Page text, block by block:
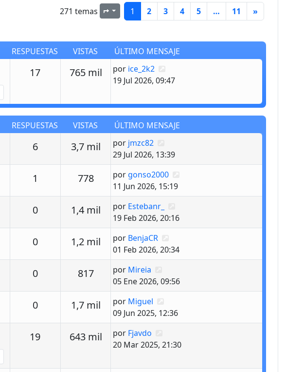
271 temas Página1 de11
1 2 3 4 5 … 11 »
RESPUESTAS VISTAS
ÚLTIMO MENSAJE
17Respuestas
765 milVistasÚltimo mensaje
por ice_2k2
19 Jul 2026, 09:47
RESPUESTAS VISTAS
ÚLTIMO MENSAJE
6Respuestas
3,7 milVistasÚltimo mensaje
por jmzc82
29 Jul 2026, 13:39
1 Respuestas
778VistasÚltimo mensaje
por gonso2000
11 Jun 2026, 15:19
0Respuestas
1,4 milVistasÚltimo mensaje
por Estebanr_
19 Feb 2026, 20:16
0Respuestas
1,2 milVistasÚltimo mensaje
por BenjaCR
01 Feb 2026, 20:34
0Respuestas
817VistasÚltimo mensaje
por Mireia
05 Ene 2026, 09:56
0Respuestas
1,7 milVistasÚltimo mensaje
por Miguel
09 Jun 2025, 12:36
19Respuestas
643 milVistasÚltimo mensaje
por Fjavdo
20 Mar 2025, 21:30